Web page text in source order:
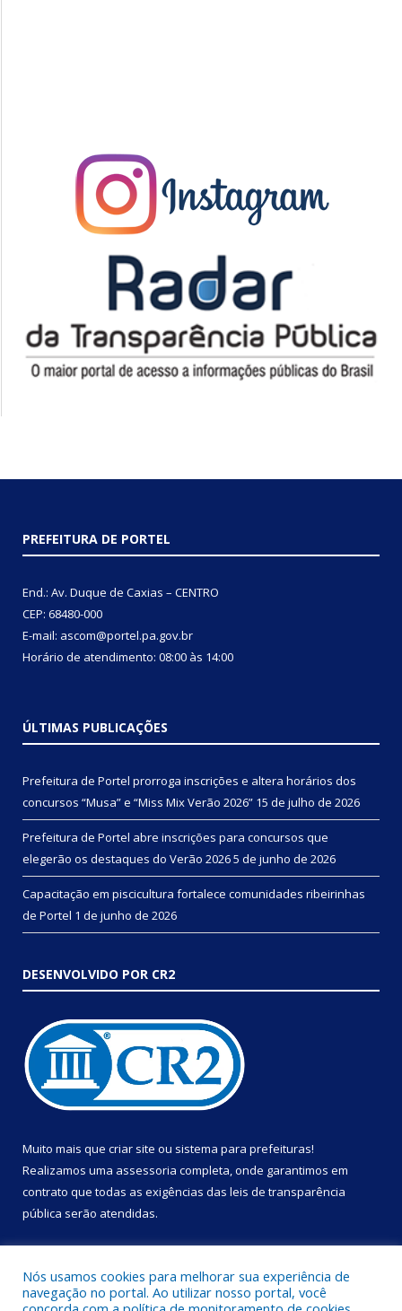
PREFEITURA DE PORTEL
End.: Av. Duque de Caxias – CENTRO
CEP: 68480-000
E-mail: ascom@portel.pa.gov.br
Horário de atendimento: 08:00 às 14:00
ÚLTIMAS PUBLICAÇÕES
Prefeitura de Portel prorroga inscrições e altera horários dos
concursos “Musa” e “Miss Mix Verão 2026” 15 de julho de 2026
Prefeitura de Portel abre inscrições para concursos que
elegerão os destaques do Verão 20265 de junho de 2026
Capacitação em piscicultura fortalece comunidades ribeirinhas
de Portel 1 de junho de 2026
DESENVOLVIDO POR CR2
Muito mais que criar site ou sistema para prefeituras!
Realizamos uma assessoria completa, onde garantimos em
contrato que todas as exigências das leis de transparência
pública serão atendidas.
Nós usamos cookies para melhorar sua experiência de
navegação no portal. Ao utilizar nosso portal, você